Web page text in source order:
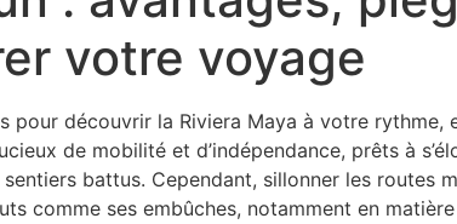
votre voyage
pour découvrir la Riviera Maya à votre rythme,
de mobilité et d’indépendance, prêts à
battus. Cependant, sillonner les routes
comme ses embûches, notamment en